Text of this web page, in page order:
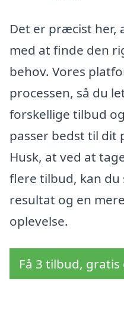
Det er præcist her,
med at finde den
behov. Vores
processen, så du
forskellige tilbud
passer bedst til dit
Husk, at ved at
flere tilbud, kan
resultat og en
oplevelse.
Få 3 tilbud,